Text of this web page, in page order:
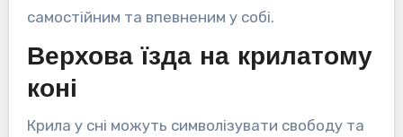
самостійним та впевненим у собі.
Верхова їзда на крилатому
коні
Крила у сні можуть символізувати свободу та